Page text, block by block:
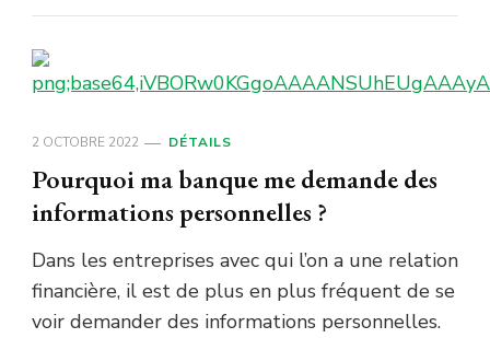
2 OCTOBRE 2022 DÉTAILS
Pourquoi ma banque me demande des
informations personnelles ?
Dans les entreprises avec qui l’on a une relation
financière, il est de plus en plus fréquent de se
voir demander des informations personnelles.